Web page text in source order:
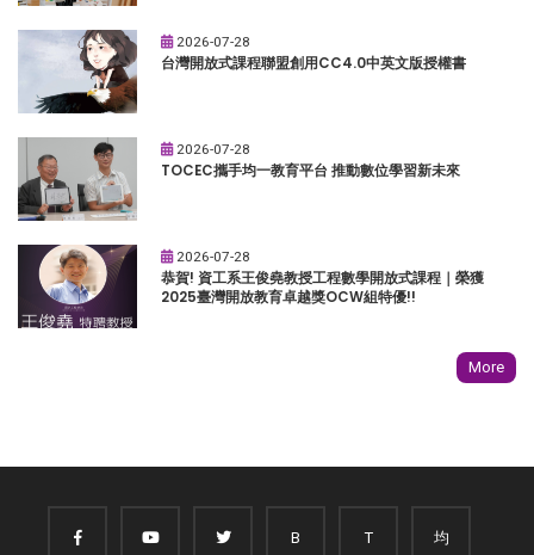
2026-07-28
台灣開放式課程聯盟創用CC4.0中英文版授權書
2026-07-28
TOCEC攜手均一教育平台 推動數位學習新未來
2026-07-28
恭賀! 資工系王俊堯教授工程數學開放式課程｜榮獲
2025臺灣開放教育卓越獎OCW組特優!!
More
B T 均